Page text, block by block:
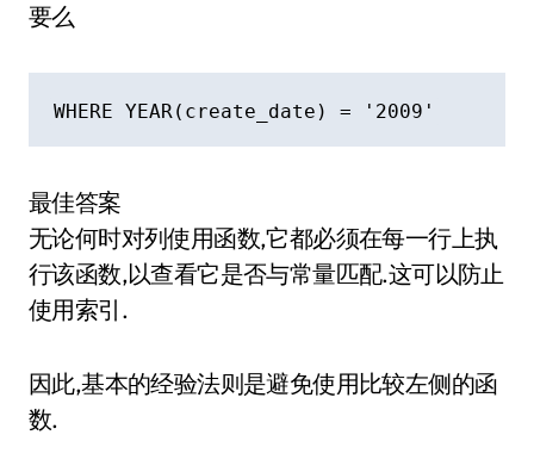
要么
最佳答案
无论何时对列使用函数,它都必须在每一行上执
行该函数,以查看它是否与常量匹配.这可以防止
使用索引.
因此,基本的经验法则是避免使用比较左侧的函
数.